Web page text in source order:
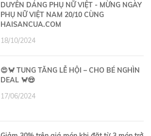
DUYÊN DÁNG PHỤ NỮ VIỆT - MỪNG NGÀY
PHỤ NỮ VIỆT NAM 20/10 CÙNG
HAISANCUA.COM
18/10/2024
😍🦀 TUNG TĂNG LỄ HỘI – CHO BÉ NGHÌN
DEAL 🦀😍
17/06/2024